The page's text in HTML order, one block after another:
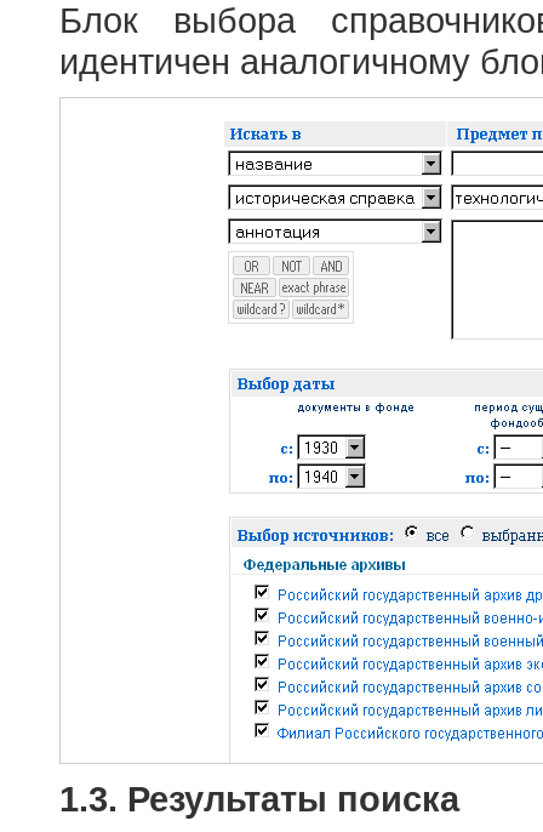
Блок выбора
идентичен аналогичному
1.3. Результаты поиска